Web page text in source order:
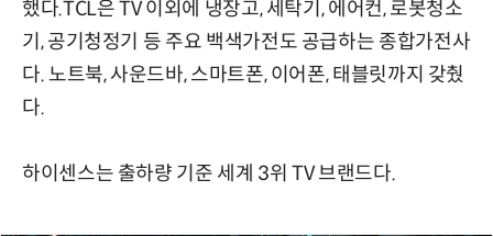
했다.TCL은 TV 이외에 냉장고, 세탁기, 에어컨, 로봇청소
기, 공기청정기 등 주요 백색가전도 공급하는 종합가전사
다. 노트북, 사운드바, 스마트폰, 이어폰, 태블릿까지 갖췄
다.
하이센스는 출하량 기준 세계 3위 TV 브랜드다.